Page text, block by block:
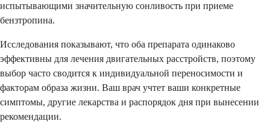
испытывающими значительную сонливость при приеме
бензтропина.
Исследования показывают, что оба препарата одинаково
эффективны для лечения двигательных расстройств, поэтому
выбор часто сводится к индивидуальной переносимости и
факторам образа жизни. Ваш врач учтет ваши конкретные
симптомы, другие лекарства и распорядок дня при вынесении
рекомендации.